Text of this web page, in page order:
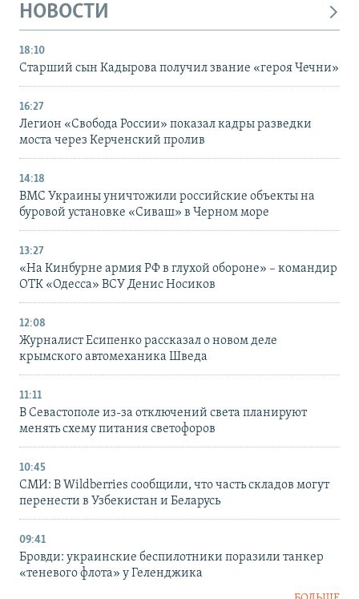
НОВОСТИ
18:10
Старший сын Кадырова получил звание «героя Чечни»
16:27
Легион «Свобода России» показал кадры разведки
моста через Керченский пролив
14:18
ВМС Украины уничтожили российские объекты на
буровой установке «Сиваш» в Черном море
13:27
«На Кинбурне армия РФ в глухой обороне» – командир
ОТК «Одесса» ВСУ Денис Носиков
12:08
Журналист Есипенко рассказал о новом деле
крымского автомеханика Шведа
11:11
В Севастополе из-за отключений света планируют
менять схему питания светофоров
10:45
СМИ: В Wildberries сообщили, что часть складов могут
перенести в Узбекистан и Беларусь
09:41
Бровди: украинские беспилотники поразили танкер
«теневого флота» у Геленджика